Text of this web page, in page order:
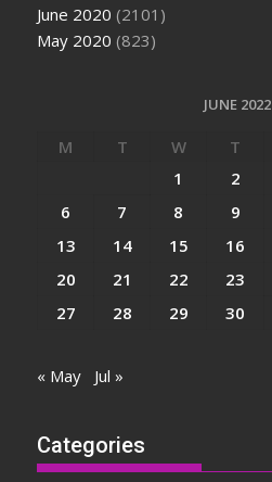
June 2020 (2101)
May 2020 (823)
JUNE 2022
M T W T
1
2
6
7 8 9
13
14 15 16
20
21 22 23
27
28 29 30
« May Jul »
Categories